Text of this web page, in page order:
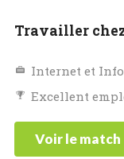
Travailler
Internet et
Excellent
Voir le match